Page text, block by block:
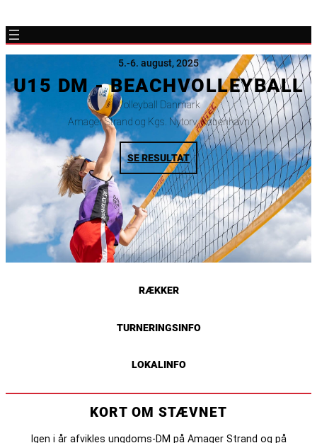
5.-6. august, 2025
U15 DM - BEACHVOLLEYBALL
Volleyball Danmark
Amager Strand og Kgs. Nytorv, København
SE RESULTAT
RÆKKER
TURNERINGSINFO
LOKALINFO
KORT OM STÆVNET
Igen i år afvikles ungdoms-DM på Amager Strand og på